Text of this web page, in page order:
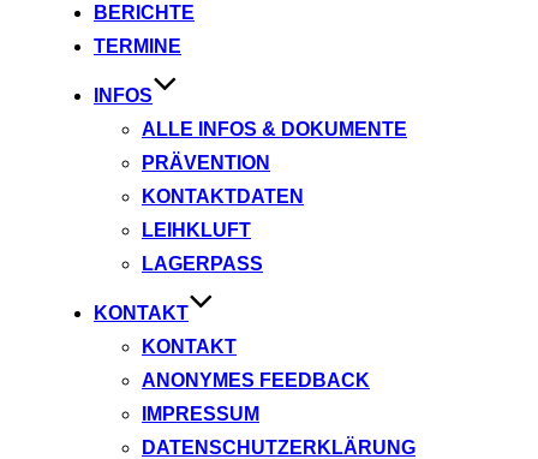
BERICHTE
TERMINE
INFOS
ALLE INFOS & DOKUMENTE
PRÄVENTION
KONTAKTDATEN
LEIHKLUFT
LAGERPASS
KONTAKT
KONTAKT
ANONYMES FEEDBACK
IMPRESSUM
DATENSCHUTZERKLÄRUNG